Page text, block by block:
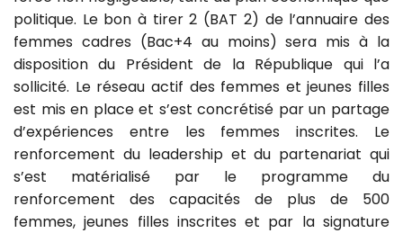
politique. Le bon à tirer 2 (BAT 2) de l’annuaire des
femmes cadres (Bac+4 au moins) sera mis à la
disposition du Président de la République qui l’a
sollicité. Le réseau actif des femmes et jeunes filles
est mis en place et s’est concrétisé par un partage
d’expériences entre les femmes inscrites. Le
renforcement du leadership et du partenariat qui
s’est matérialisé par le programme du
renforcement des capacités de plus de 500
femmes, jeunes filles inscrites et par la signature